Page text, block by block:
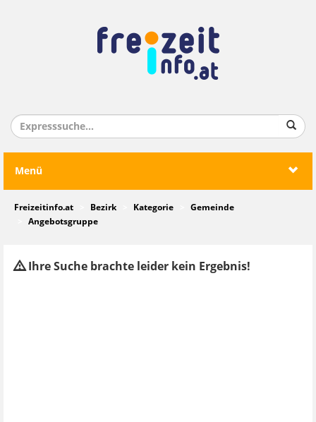
Menü
Freizeitinfo.at Bezirk Kategorie
Gemeinde
Angebotsgruppe
Ihre Suche brachte leider kein Ergebnis!